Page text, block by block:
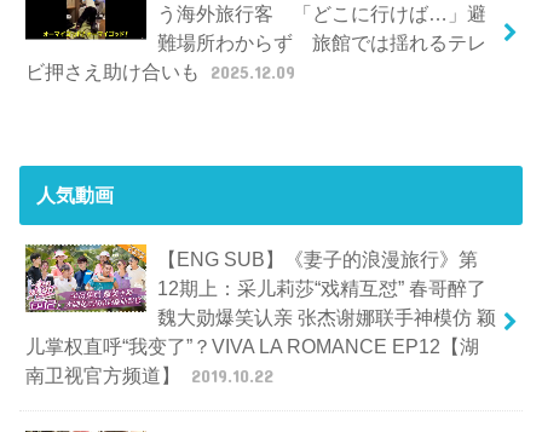
う海外旅行客 「どこに行けば…」避
難場所わからず 旅館では揺れるテレ
ビ押さえ助け合いも
2025.12.09
人気動画
【ENG SUB】《妻子的浪漫旅行》第
12期上：采儿莉莎“戏精互怼” 春哥醉了
魏大勋爆笑认亲 张杰谢娜联手神模仿 颖
儿掌权直呼“我变了”？VIVA LA ROMANCE EP12【湖
南卫视官方频道】
2019.10.22